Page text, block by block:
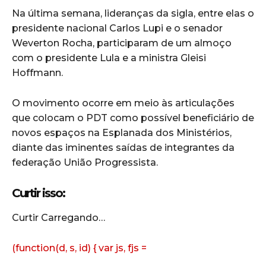
Na última semana, lideranças da sigla, entre elas o
presidente nacional Carlos Lupi e o senador
Weverton Rocha, participaram de um almoço
com o presidente Lula e a ministra Gleisi
Hoffmann.
O movimento ocorre em meio às articulações
que colocam o PDT como possível beneficiário de
novos espaços na Esplanada dos Ministérios,
diante das iminentes saídas de integrantes da
federação União Progressista.
Curtir isso:
Curtir Carregando…
(function(d, s, id) { var js, fjs =